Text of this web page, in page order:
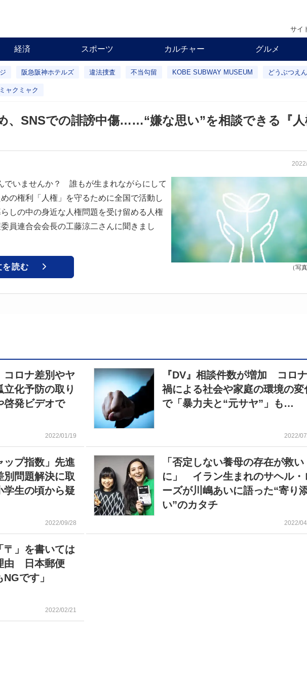
サイ
経済 スポーツ カルチャー グルメ
阪急阪神ホテルズ 違法捜査 不当勾留 KOBE SUBWAY MUSEUM どうぶつえ
ミャクミャク
SNSでの誹謗中傷……“嫌な思い”を相談できる『人
（写
でいませんか？ 誰もが生まれながらにして
の権利「人権」を守るために全国で活動し
しの中の身近な人権問題を受け留める人権
員連合会会長の工藤涼二さんに聞きまし
を読む
コロナ差別やヤ
化予防の取り
発ビデオで
2022/01/19
『DV』相談件数が増加 コロナ
禍による社会や家庭の環境の変
で「暴力夫と“元サヤ”」も…
2022/
ップ指数」先進
問題解決に取
学生の頃から疑
2022/09/28
「否定しない養母の存在が救い
に」 イラン生まれのサヘル・
ーズが川嶋あいに語った“寄り
い”のカタチ
2022/
〒」を書いては
由 日本郵便
です」
2022/02/21